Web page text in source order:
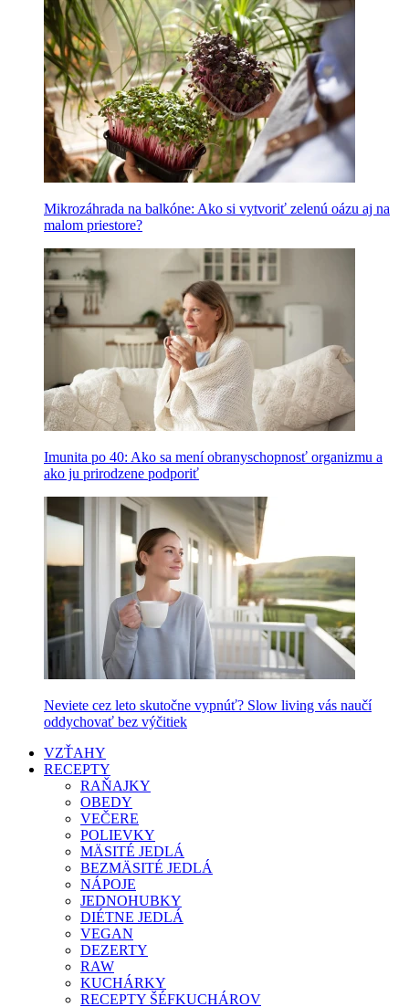
Mikrozáhrada na balkóne: Ako si vytvoriť zelenú oázu aj na
malom priestore?
Imunita po 40: Ako sa mení obranyschopnosť organizmu a
ako ju prirodzene podporiť
Neviete cez leto skutočne vypnúť? Slow living vás naučí
oddychovať bez výčitiek
VZŤAHY
RECEPTY
RAŇAJKY
OBEDY
VEČERE
POLIEVKY
MÄSITÉ JEDLÁ
BEZMÄSITÉ JEDLÁ
NÁPOJE
JEDNOHUBKY
DIÉTNE JEDLÁ
VEGAN
DEZERTY
RAW
KUCHÁRKY
RECEPTY ŠÉFKUCHÁROV